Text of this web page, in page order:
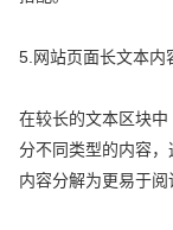
5.网站页面长文本内
在较长的文本区块
分不同类型的内容
内容分解为更易于阅